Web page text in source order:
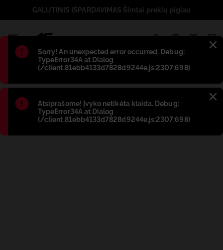
Błąd:
Sorry! An unexpected error occurred. Debug:
TypeError34A at Dialog
(/client.81ebb4133d7828d9244e.js:2307:698)
Błąd:
Atsiprašome! Įvyko netikėta klaida. Debug:
TypeError34A at Dialog
(/client.81ebb4133d7828d9244e.js:2307:698)
GALUTINIS IŠPARDAVIMAS Šimtai prekių pigiau